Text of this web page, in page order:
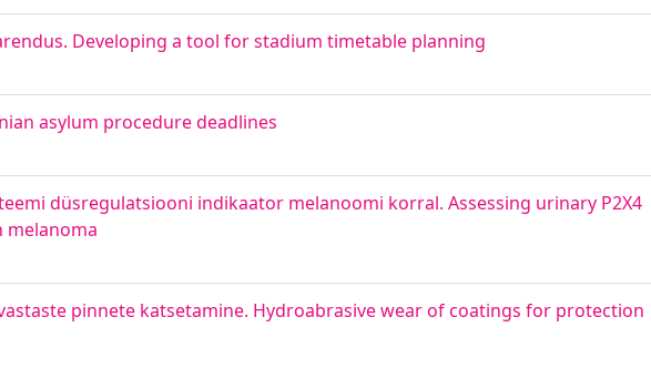
Developing a tool for stadium timetable planning
asylum procedure deadlines
düsregulatsiooni indikaator melanoomi korral. Assessing urinary P2X4
melanoma
pinnete katsetamine. Hydroabrasive wear of coatings for protection